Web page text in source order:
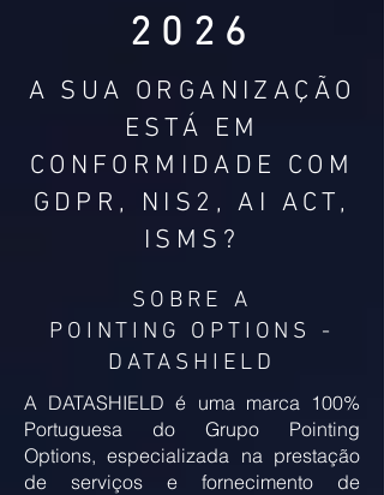
2026
A SUA ORGANIZAÇÃO
ESTÁ EM
CONFORMIDADE COM
GDPR, NIS2, AI ACT,
ISMS?
SOBRE A
POINTING OPTIONS -
DATASHIELD
A DATASHIELD é uma marca 100%
Portuguesa do Grupo Pointing
Options, especializada na prestação
de serviços e fornecimento de